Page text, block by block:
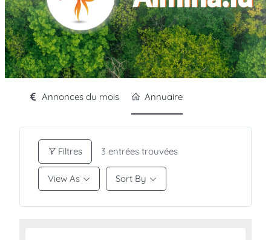
Annonces du mois Annuaire
Filtres 3 entrées trouvées
View As Sort By